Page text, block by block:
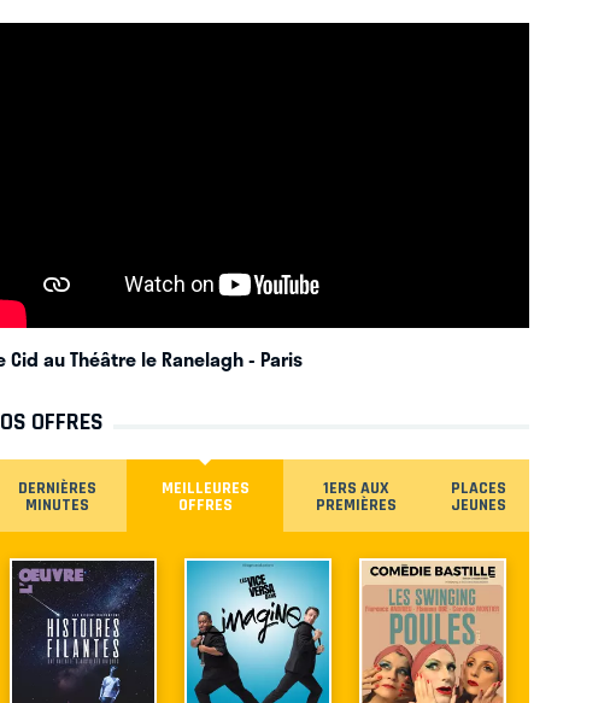
Cid au Théâtre le Ranelagh- Paris
OFFRES
DERNIÈRES
MINUTES
MEILLEURES
OFFRES
1ERS AUX
PREMIÈRES
PLACES
JEUNES